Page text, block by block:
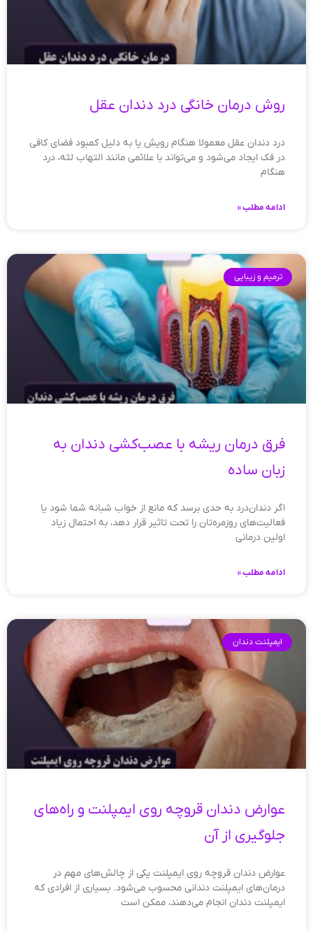
روش درمان خانگی درد دندان عقل
درد دندان عقل معمولا هنگام رویش یا به دلیل کمبود فضای کافی
در فک ایجاد می‌شود و می‌تواند با علائمی مانند التهاب لثه، درد
هنگام
ادامه مطلب »
ترمیم و زیبایی
فرق درمان ریشه با عصب‌کشی دندان به
زبان ساده
اگر دندان‌درد به حدی برسد که مانع از خواب شبانه شما شود یا
فعالیت‌های روزمره‌تان را تحت تاثیر قرار دهد، به احتمال زیاد
اولین درمانی
ادامه مطلب »
ایمپلنت دندان
عوارض دندان قروچه روی ایمپلنت و راه‌های
جلوگیری از آن
عوارض دندان قروچه روی ایمپلنت یکی از چالش‌های مهم در
درمان‌های ایمپلنت دندانی محسوب می‌شود. بسیاری از افرادی که
ایمپلنت دندان انجام می‌دهند، ممکن است